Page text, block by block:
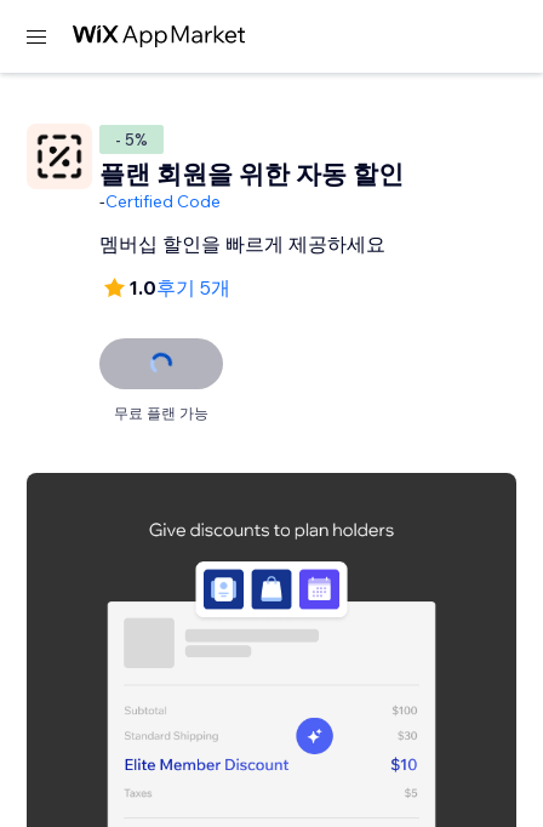
- 5%
플랜 회원을 위한 자동 할인
-Certified Code
멤버십 할인을 빠르게 제공하세요
1.0후기 5개
무료 플랜 가능